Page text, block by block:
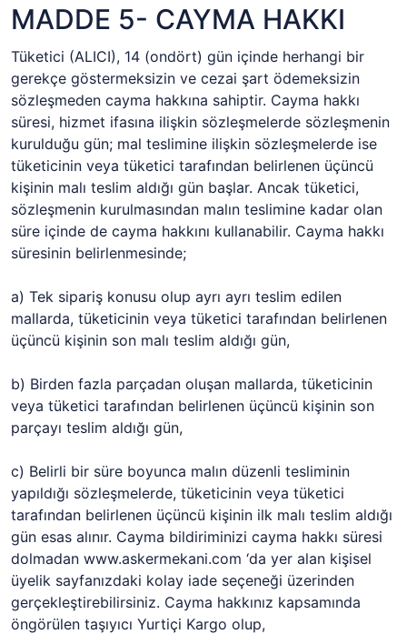
MADDE 5- CAYMA HAKKI
Tüketici (ALICI), 14 (ondört) gün içinde herhangi bir
gerekçe göstermeksizin ve cezai şart ödemeksizin
sözleşmeden cayma hakkına sahiptir. Cayma hakkı
süresi, hizmet ifasına ilişkin sözleşmelerde sözleşmenin
kurulduğu gün; mal teslimine ilişkin sözleşmelerde ise
tüketicinin veya tüketici tarafından belirlenen üçüncü
kişinin malı teslim aldığı gün başlar. Ancak tüketici,
sözleşmenin kurulmasından malın teslimine kadar olan
süre içinde de cayma hakkını kullanabilir. Cayma hakkı
süresinin belirlenmesinde;
a) Tek sipariş konusu olup ayrı ayrı teslim edilen
mallarda, tüketicinin veya tüketici tarafından belirlenen
üçüncü kişinin son malı teslim aldığı gün,
b) Birden fazla parçadan oluşan mallarda, tüketicinin
veya tüketici tarafından belirlenen üçüncü kişinin son
parçayı teslim aldığı gün,
c) Belirli bir süre boyunca malın düzenli tesliminin
yapıldığı sözleşmelerde, tüketicinin veya tüketici
tarafından belirlenen üçüncü kişinin ilk malı teslim aldığı
gün esas alınır. Cayma bildiriminizi cayma hakkı süresi
dolmadan www.askermekani.com ‘da yer alan kişisel
üyelik sayfanızdaki kolay iade seçeneği üzerinden
gerçekleştirebilirsiniz. Cayma hakkınız kapsamında
öngörülen taşıyıcı Yurtiçi Kargo olup,